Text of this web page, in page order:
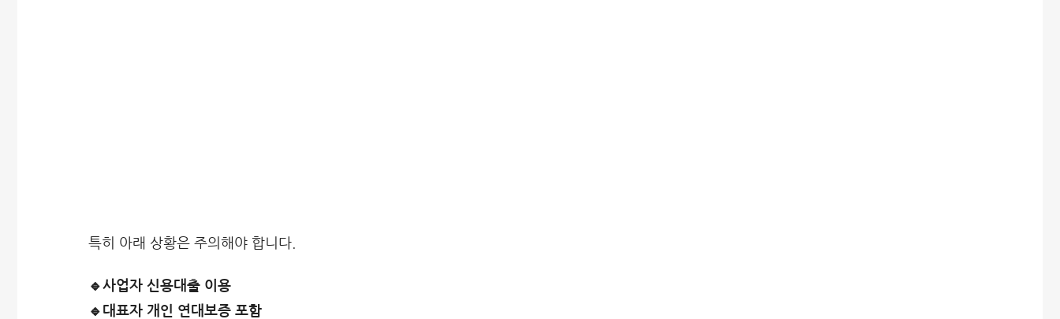
특히 아래 상황은 주의해야 합니다.
🔹사업자 신용대출 이용
🔹대표자 개인 연대보증 포함